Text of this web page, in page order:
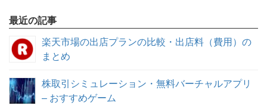
最近の記事
楽天市場の出店プランの比較・出店料（費用）の
まとめ
株取引シミュレーション・無料バーチャルアプリ
– おすすめゲーム